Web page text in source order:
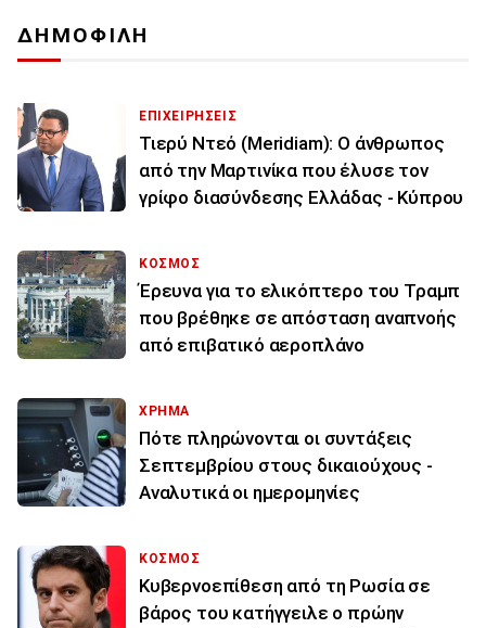
ΔΗΜΟΦΙΛΗ
ΕΠΙΧΕΙΡΗΣΕΙΣ
Τιερύ Ντεό (Meridiam): Ο άνθρωπος
από την Μαρτινίκα που έλυσε τον
γρίφο διασύνδεσης Ελλάδας - Κύπρου
ΚΟΣΜΟΣ
Έρευνα για το ελικόπτερο του Τραμπ
που βρέθηκε σε απόσταση αναπνοής
από επιβατικό αεροπλάνο
ΧΡΗΜΑ
Πότε πληρώνονται οι συντάξεις
Σεπτεμβρίου στους δικαιούχους -
Αναλυτικά οι ημερομηνίες
ΚΟΣΜΟΣ
Κυβερνοεπίθεση από τη Ρωσία σε
βάρος του κατήγγειλε ο πρώην